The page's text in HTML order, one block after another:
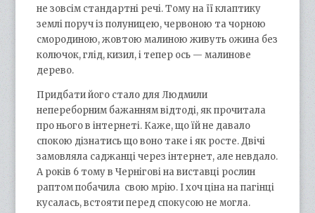
не зовсім стандартні речі. Тому на її клаптику
землі поруч із полуницею, червоною та чорною
смородиною, жовтою малиною живуть ожина без
колючок, глід, кизил, і тепер ось — малинове
дерево.
Придбати його стало для Людмили
непереборним бажанням відтоді, як прочитала
про нього в інтернеті. Каже, що їй не давало
спокою дізнатись що воно таке і як росте. Двічі
замовляла саджанці через інтернет, але невдало.
А років 6 тому в Чернігові на виставці рослин
раптом побачила свою мрію. І хоч ціна на пагінці
кусалась, встояти перед спокусою не могла.